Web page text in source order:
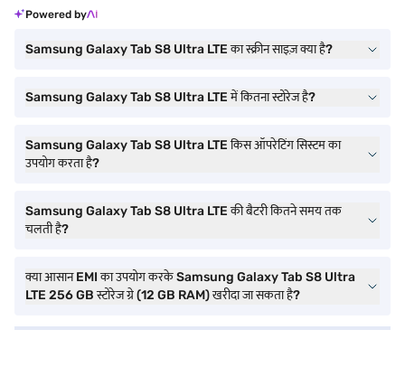
Powered by
Samsung Galaxy Tab S8 Ultra LTE का स्क्रीन साइज़ क्या है?
Samsung Galaxy Tab S8 Ultra LTE में कितना स्टोरेज है?
Samsung Galaxy Tab S8 Ultra LTE किस ऑपरेटिंग सिस्टम का
उपयोग करता है?
Samsung Galaxy Tab S8 Ultra LTE की बैटरी कितने समय तक
चलती है?
क्या आसान EMI का उपयोग करके Samsung Galaxy Tab S8 Ultra
LTE 256 GB स्टोरेज ग्रे (12 GB RAM) खरीदा जा सकता है?